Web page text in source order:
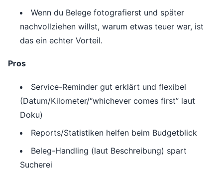
Wenn du Belege fotografierst und später
nachvollziehen willst, warum etwas teuer war, ist
das ein echter Vorteil.
Pros
Service-Reminder gut erklärt und flexibel
(Datum/Kilometer/“whichever comes first” laut
Doku)
Reports/Statistiken helfen beim Budgetblick
Beleg-Handling (laut Beschreibung) spart
Sucherei